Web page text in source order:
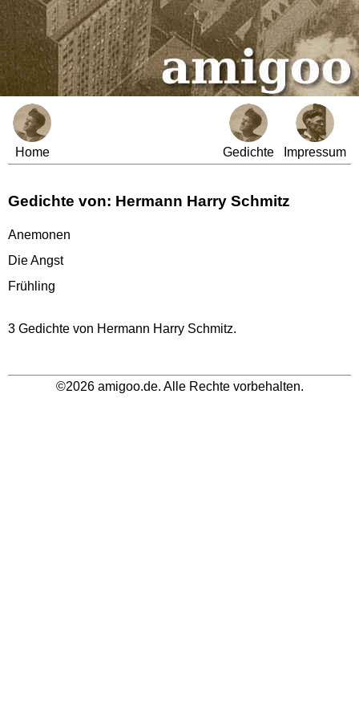
Home Gedichte Impressum
Gedichte von: Hermann Harry Schmitz
Anemonen
Die Angst
Frühling
3 Gedichte von Hermann Harry Schmitz.
©2026 amigoo.de. Alle Rechte vorbehalten.